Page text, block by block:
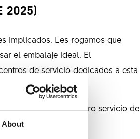
About
2025)
implicados. Les rogamos que
el embalaje ideal. El
de servicio dedicados a esta
el tratamiento. Nuestro servicio de